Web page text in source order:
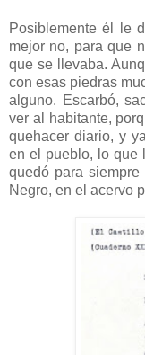
Posiblemente él le
mejor no, para que
que se llevaba.
con esas piedras
alguno. Escarbó,
ver al habitante,
quehacer diario, y
en el pueblo, lo que
quedó para
Negro, en el acervo